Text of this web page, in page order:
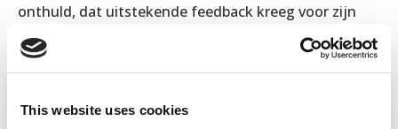
This website uses cookies
onthuld, dat uitstekende feedback kreeg voor zijn
kwaliteit, efficiëntie en duurzaamheid.
Ons team had het voorrecht om contact te leggen